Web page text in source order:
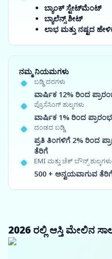
ಬ್ಯಾಂಕ್ ಸ್ಟೇಟ್‌ಮೆಂಟ್
ಬ್ಯಾಲೆನ್ಸ್ ಶೀಟ್
ಲಾಭ ಮತ್ತು ನಷ್ಟದ
ನಮ್ಮ ನಿಯಮಗಳು
ಬಡ್ಡಿ ದರಗಳು
ವಾರ್ಷಿಕ 12% ರಿಂದ
ಪ್ರೊಸೆಸಿಂಗ್ ಶುಲ್ಕಗಳು
ವಾರ್ಷಿಕ 1% ರಿಂದ
ದಂಡದ ಬಡ್ಡಿ
ಪ್ರತಿ ತಿಂಗಳಿಗೆ 2% ರಿಂದ
ತೆರಿಗೆ
EMI ಮತ್ತು ಚೆಕ್ ಬೌನ್ಸ್ ಶುಲ್ಕಗಳು
500 + ಅನ್ವಯವಾಗುವ
2026 ರಲ್ಲಿ ಆಸ್ತಿ ಮೇಲಿನ